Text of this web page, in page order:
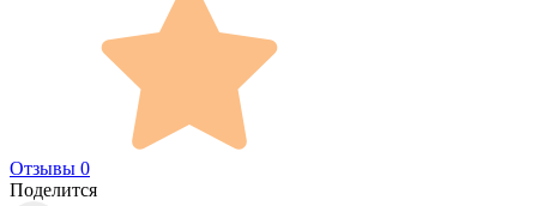
Отзывы 0
Поделится